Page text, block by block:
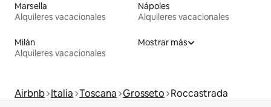
Marsella
Alquileres vacacionales
Nápoles
Alquileres vacacionales
Milán
Alquileres vacacionales
Mostrar más
Airbnb Italia Toscana Grosseto Roccastrada